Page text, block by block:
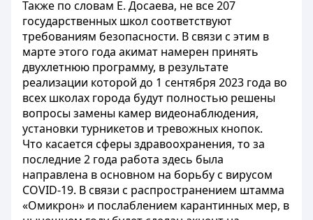
Также по словам Е. Досаева, не все 207
государственных школ соответствуют
требованиям безопасности. В связи с этим в
марте этого года акимат намерен принять
двухлетнюю программу, в результате
реализации которой до 1 сентября 2023 года во
всех школах города будут полностью решены
вопросы замены камер видеонаблюдения,
установки турникетов и тревожных кнопок.
Что касается сферы здравоохранения, то за
последние 2 года работа здесь была
направлена в основном на борьбу с вирусом
COVID-19. В связи с распространением штамма
«Омикрон» и послаблением карантинных мер, в